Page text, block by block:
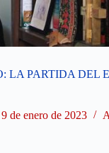
LA PARTIDA DEL
9 de enero de 2023